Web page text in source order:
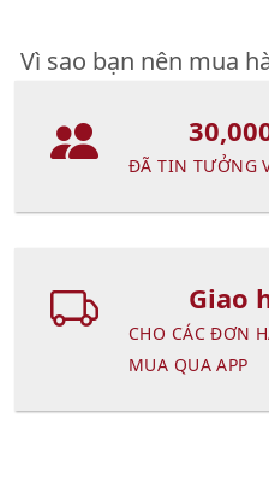
Vì sao bạn nên mua
ĐÃ TIN TƯỞNG
Giao
CHO CÁC ĐƠN
MUA QUA APP